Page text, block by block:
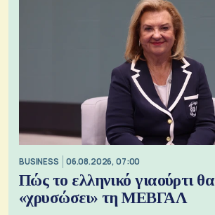
BUSINESS 06.08.2026, 07:00
Πώς το ελληνικό γιαούρτι θα
«χρυσώσει» τη ΜΕΒΓΑΛ